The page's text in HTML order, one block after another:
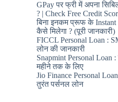
GPay पर फ्री में अपना
? | Check Free Credit
बिना इनकम प्रूफ के Instant
कैसे मिलेगा ? (पूरी जानकारी)
FICCL Personal Loan :
लोन की जानकारी
Snapmint Personal Loan
महीने तक के लिए
Jio Finance Personal
तुरंत पर्सनल लोन